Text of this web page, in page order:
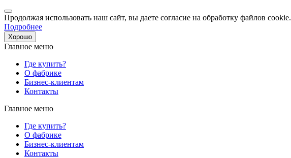
Продолжая использовать наш сайт, вы даете согласие на обработку файлов cookie.
Подробнее
Хорошо
Главное меню
Где купить?
О фабрике
Бизнес-клиентам
Контакты
Главное меню
Где купить?
О фабрике
Бизнес-клиентам
Контакты